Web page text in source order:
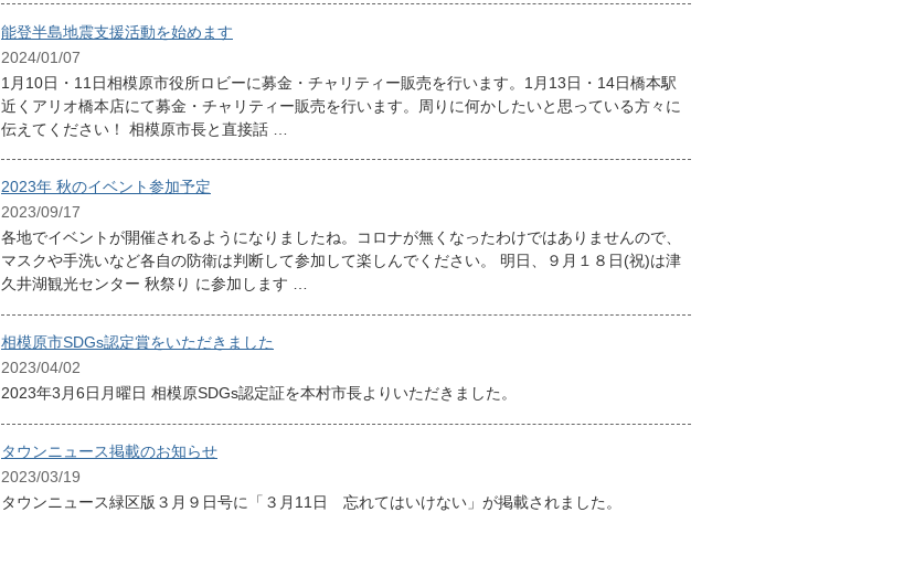
能登半島地震支援活動を始めます
2024/01/07
1月10日・11日相模原市役所ロビーに募金・チャリティー販売を行います。1月13日・14日橋本駅
近くアリオ橋本店にて募金・チャリティー販売を行います。周りに何かしたいと思っている方々に
伝えてください！ 相模原市長と直接話 …
2023年 秋のイベント参加予定
2023/09/17
各地でイベントが開催されるようになりましたね。コロナが無くなったわけではありませんので、
マスクや手洗いなど各自の防衛は判断して参加して楽しんでください。 明日、９月１８日(祝)は津
久井湖観光センター 秋祭り に参加します …
相模原市SDGs認定賞をいただきました
2023/04/02
2023年3月6日月曜日 相模原SDGs認定証を本村市長よりいただきました。
タウンニュース掲載のお知らせ
2023/03/19
タウンニュース緑区版３月９日号に「３月11日 忘れてはいけない」が掲載されました。